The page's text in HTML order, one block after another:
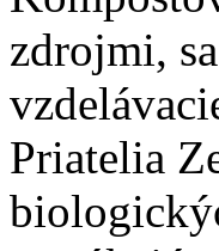
zdrojmi,
Priatelia